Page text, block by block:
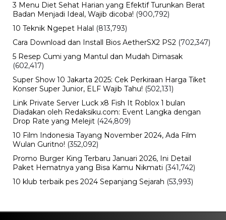
3 Menu Diet Sehat Harian yang Efektif Turunkan Berat
Badan Menjadi Ideal, Wajib dicoba! (900,792)
10 Teknik Ngepet Halal (813,793)
Cara Download dan Install Bios AetherSX2 PS2 (702,347)
5 Resep Cumi yang Mantul dan Mudah Dimasak
(602,417)
Super Show 10 Jakarta 2025: Cek Perkiraan Harga Tiket
Konser Super Junior, ELF Wajib Tahu! (502,131)
Link Private Server Luck x8 Fish It Roblox 1 bulan
Diadakan oleh Redaksiku.com: Event Langka dengan
Drop Rate yang Melejit (424,809)
10 Film Indonesia Tayang November 2024, Ada Film
Wulan Guritno! (352,092)
Promo Burger King Terbaru Januari 2026, Ini Detail
Paket Hematnya yang Bisa Kamu Nikmati (341,742)
10 klub terbaik pes 2024 Sepanjang Sejarah (53,993)